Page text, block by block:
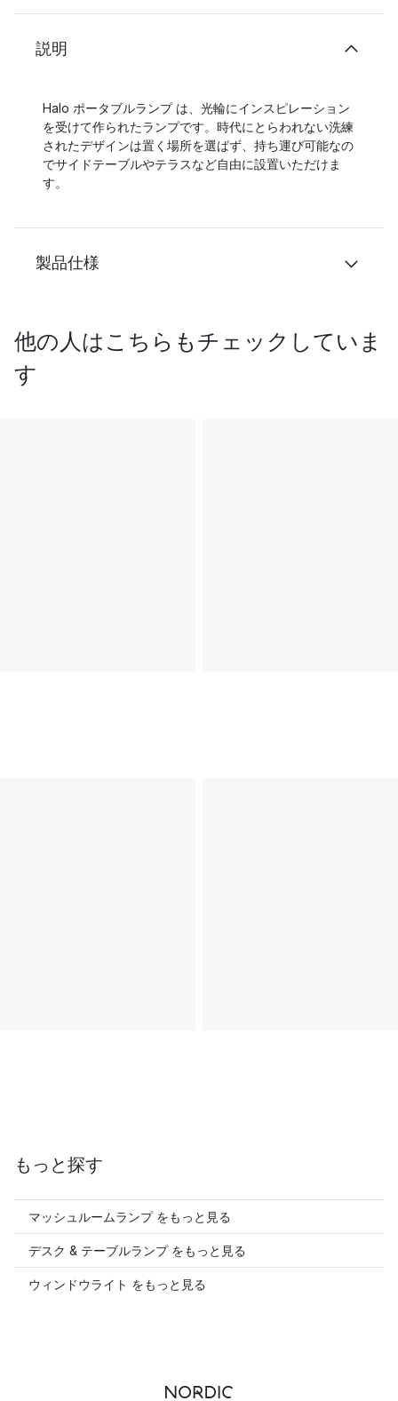
説明
Halo ポータブルランプ は、光輪にインスピレーション
を受けて作られたランプです。時代にとらわれない洗練
されたデザインは置く場所を選ばず、持ち運び可能なの
でサイドテーブルやテラスなど自由に設置いただけま
す。
製品仕様
他の人はこちらもチェックしていま
す
もっと探す
マッシュルームランプ をもっと見る
デスク & テーブルランプ をもっと見る
ウィンドウライト をもっと見る